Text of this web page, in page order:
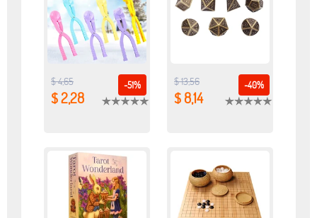
-51%
$ 4,65
$ 2,28
-40%
$ 13,56
$ 8,14